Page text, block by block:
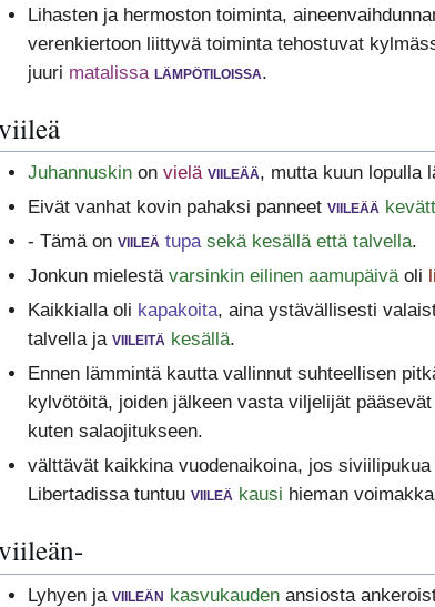
Lihasten ja hermoston toiminta,
verenkiertoon liittyvä toiminta tehostuvat
juuri matalissa lämpötiloissa.
Juhannuskinon vielä viileää, mutta kuun lopulla
Eivät vanhat kovin pahaksi panneet viileää
- Tämä on viileä tupa sekä kesällä että talvella.
Jonkun mielestä varsinkin eilinen aamupäiväoli
Kaikkialla oli kapakoita, aina ystävällisesti
talvella ja viileitä kesällä.
Ennen lämmintä kautta vallinnut suhteellisen
kylvötöitä, joiden jälkeen vasta viljelijät
kuten salaojitukseen.
välttävät kaikkina vuodenaikoina, jos
Libertadissa tuntuu viileä kausi hieman
Lyhyen ja viileän kasvukaudenansiosta